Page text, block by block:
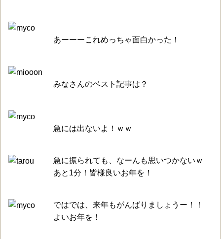
あーーーこれめっちゃ面白かった！
みなさんのベスト記事は？
急には出ないよ！ｗｗ
急に振られても、なーんも思いつかないｗ
あと1分！皆様良いお年を！
ではでは、来年もがんばりましょうー！！
よいお年を！